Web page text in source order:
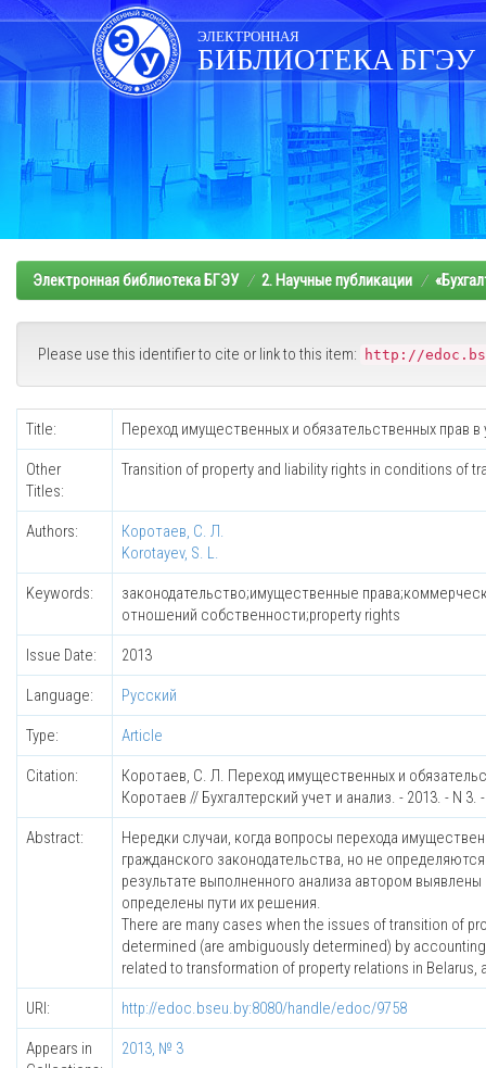
Skip
navigation
ЭЛЕКТРОННАЯ
БИБЛИОТЕКА БГЭУ
Электронная библиотека БГЭУ 2. Научные публикации
Please use this identifier to cite or link to this item: http://
Title: Переход имущественных и обязательственных прав
Other
Titles:
Transition of property and liability rights in conditions of
Authors:
Коротаев, С. Л.
Korotayev, S. L.
Keywords:
законодательство;имущественные
отношений собственности;property rights
Issue Date: 2013
Language: Русский
Type: Article
Citation:
Коротаев, С. Л. Переход имущественных и
Коротаев // Бухгалтерский учет и анализ. - 2013. - N 3.
Abstract:
Нередки случаи, когда вопросы перехода
гражданского законодательства, но не
результате выполненного анализа автором
определены пути их решения.
There are many cases when the issues of transition of
determined (are ambiguously determined) by
related to transformation of property relations in
URI: http://edoc.bseu.by:8080/handle/edoc/9758
Appears in
2013, № 3